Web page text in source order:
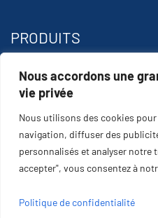
PRODUITS
Le carbure de
Outils de coupe de
Outils de forage de
Nous accordons une
vie privée
Nous utilisons des cookies
navigation, diffuser des
personnalisés et analyser notre
accepter", vous consentez à
Politique de confidentialité